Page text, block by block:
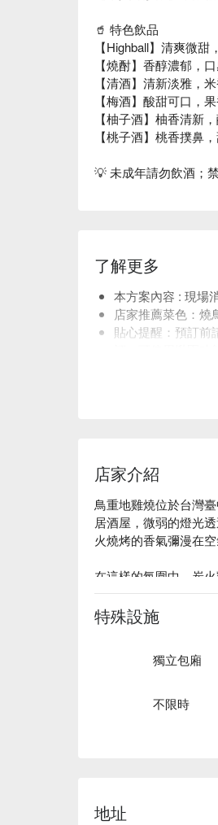
🥤 特色飲品
【Highball】清爽微甜
【燒酎】香醇濃郁，
【清酒】清新淡雅，
【梅酒】酸甜可口，
【柚子酒】柚香清新
【桃子酒】桃香撲鼻
💡 未成年請勿飲酒；
了解更多
本方案內容 : 現場
店家推薦菜色：燒
貼心提醒：預訂前
店家介紹
鳥重地雞燒位於台灣
居酒屋，微弱的燈光
火燒烤的香氣彌漫在
在這樣的氛圍中，炭
驗更加升華。這些美
🤩 玩樂情報
適合情境：一人獨享
貼心服務：私人包廂
【雞菲力】柔嫩多汁，
特殊設施
獨立包廂
不限時
地址